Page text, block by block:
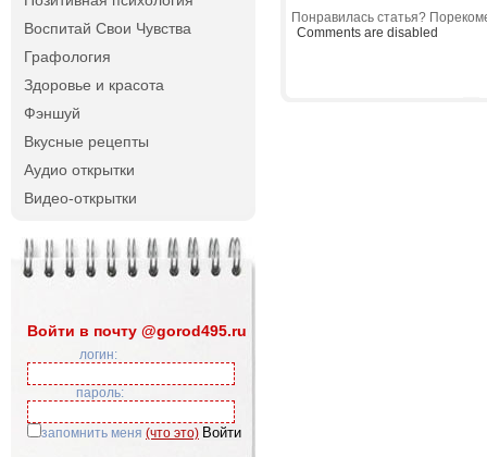
Воспитай Свои Чувства
Графология
Здоровье и красота
Фэншуй
Вкусные рецепты
Аудио открытки
Видео-открытки
Войти в почту @gorod495.ru
логин:
пароль:
запомнить меня (что это)
Понравилась статья?
Comments are disabled